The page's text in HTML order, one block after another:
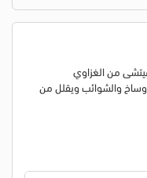
من الغزاوي
والشوائب ويقلل من